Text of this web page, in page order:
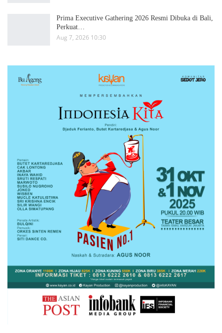
Prima Executive Gathering 2026 Resmi Dibuka di Bali,
Perkuat…
Aug 7, 2026 10:30